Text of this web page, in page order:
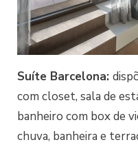
Suíte Barcelona:
com closet, sala de
banheiro com box de
chuva, banheira e